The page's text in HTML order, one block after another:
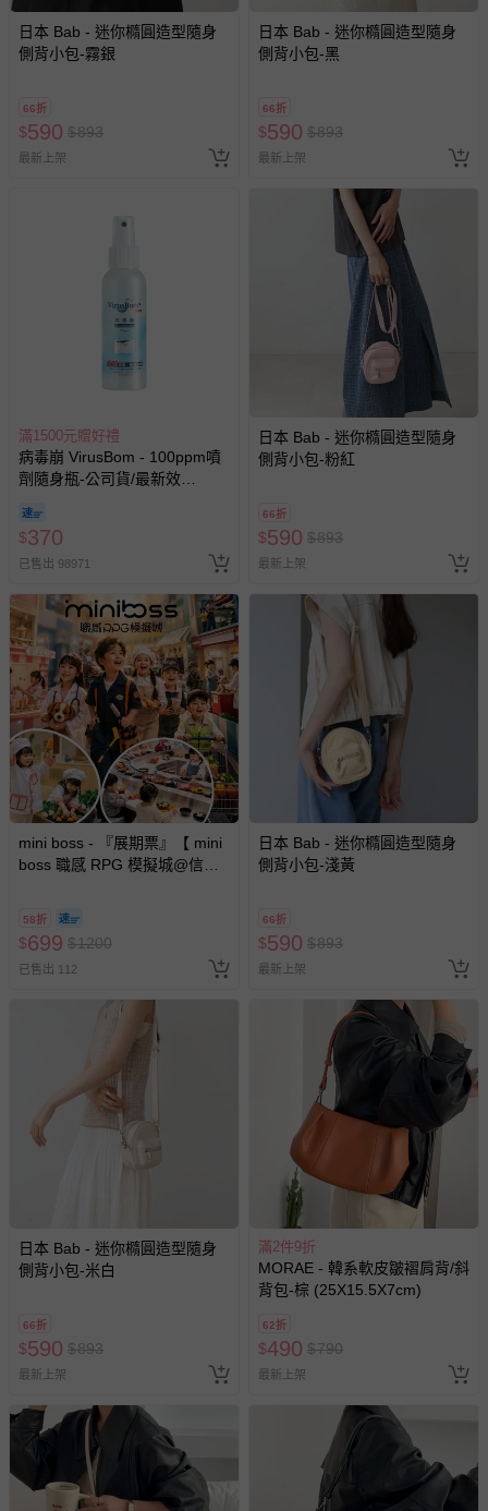
戲或活動點數等）。
已拆封之以下類型商品：
-新生兒親膚衣物（嬰幼兒包巾與背巾、包屁衣、學習
褲、紗布衣等）。
-接觸性孕哺產品（奶嘴、奶瓶、擠乳器、哺乳衣、托腹
-其他原廠盒裝商品封口處已貼上「不可拆封」，或具警
相關的退換貨辦理流程，可詳見： 退換貨 & 退款問題
運送服務：目前提供的運送僅限台灣本島。如您位於離島地
區，可能會無法配送，或須依據商品需加收離島運費。廠商
亦保留出貨與否的權利。離島、偏遠地區、樓層親送等加價
費用，可能會另需加收。
商品實際的配達日期，可於訂單個人資料內的查詢訂單內，
已出貨通知之訊息為主。
情形，您可申請更換新品或退貨，請見：
退貨的辦理流程
若您對於會員帳號、商品訂購與資訊、購物流程、付款方
式、折價券與購物金的使用、退貨及商品運送方式等有疑
問，你可詳見：媽咪愛客服中心
預購商品：預購為海外同步代購，遇缺貨即會通知媽咪並協
助取消退款事宜。
商品如因「價格、組合」等錯誤原因，導致無法安排出貨，
會主動以簡訊及mail通知訂單取消事宜，並將提供適當補
償。
日本 Bab - 迷你橢圓造型隨身
側背小包-霧銀
66折
$590 $893
最新上架
日本 Bab - 迷你橢圓造型隨身
側背小包-黑
66折
$590 $893
最新上架
滿1500元贈好禮
病毒崩 VirusBom - 100ppm噴
劑隨身瓶-公司貨/最新效
$370
已售出 98971
日本 Bab - 迷你橢圓造型隨身
側背小包-粉紅
66折
$590 $893
最新上架
mini boss - 『展期票』【 mini
boss 職感 RPG 模擬城@信義
券，於展期現場憑訂單編號兌
換，依現場梯次安排入場，逾
期作廢) (兒童票(2歲以上)贈一
名陪伴成人)
58折
$699 $1200
已售出 112
日本 Bab - 迷你橢圓造型隨身
側背小包-淺黃
66折
$590 $893
最新上架
日本 Bab - 迷你橢圓造型隨身
側背小包-米白
66折
$590 $893
最新上架
滿2件9折
MORAE - 韓系軟皮皺褶肩背/斜
背包-棕 (25X15.5X7cm)
62折
$490 $790
最新上架